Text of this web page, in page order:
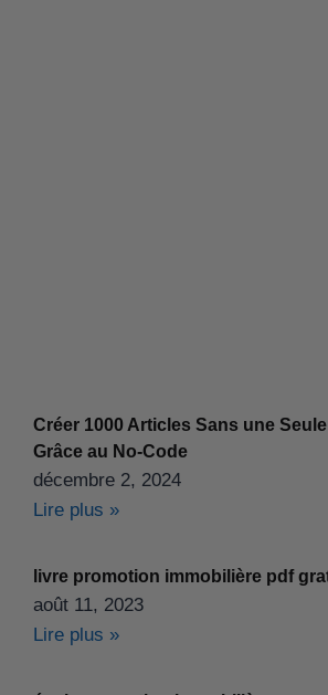
Créer 1000 Articles Sans une
Grâce au No-Code
décembre 2, 2024
Lire plus »
livre promotion immobilière pdf
août 11, 2023
Lire plus »